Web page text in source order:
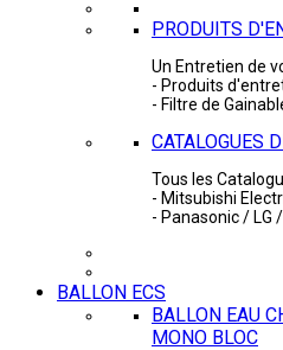
PRODUITS
Un Entretien de
- Produits
- Filtre de
CATALOGUES
Tous les
- Mitsubishi
- Panasonic / LG
BALLON ECS
BALLON EAU
MONO BLOC